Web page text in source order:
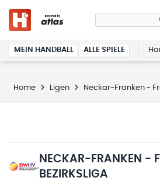
MEIN HANDBALL ALLE SPIELE
Home Ligen Neckar-Franken -
NECKAR-FRANKEN -
BEZIRKSLIGA